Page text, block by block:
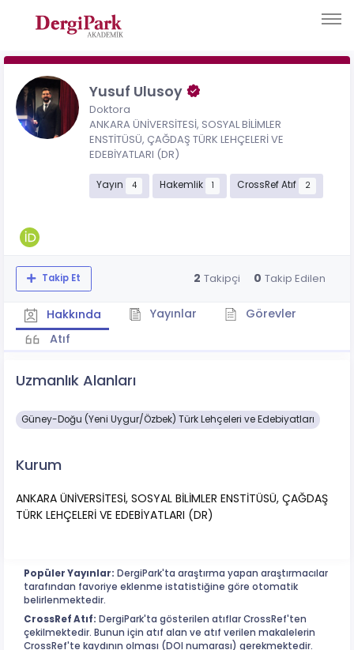
Yusuf Ulusoy
Doktora
ANKARA ÜNİVERSİTESİ, SOSYAL BİLİMLER
ENSTİTÜSÜ, ÇAĞDAŞ TÜRK LEHÇELERİ VE
EDEBİYATLARI (DR)
Yayın 4 Hakemlik 1 CrossRef Atıf 2
Takip Et 2 Takipçi 0 Takip Edilen
Hakkında Yayınlar
Görevler
Atıf
Uzmanlık Alanları
Güney-Doğu (Yeni Uygur/Özbek) Türk Lehçeleri ve Edebiyatları
Kurum
ANKARA ÜNİVERSİTESİ, SOSYAL BİLİMLER ENSTİTÜSÜ, ÇAĞDAŞ
TÜRK LEHÇELERİ VE EDEBİYATLARI (DR)
Popüler Yayınlar: DergiPark'ta araştırma yapan araştırmacılar
tarafından favoriye eklenme istatistiğine göre otomatik
belirlenmektedir.
CrossRef Atıf: DergiPark'ta gösterilen atıflar CrossRef'ten
çekilmektedir. Bunun için atıf alan ve atıf verilen makalelerin
CrossRef'te kaydının olması (DOI numarası) gerekmektedir.